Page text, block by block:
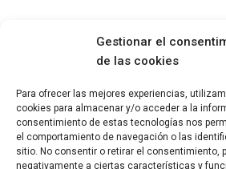
Gestionar el
de las cookies
Para ofrecer las mejores experiencias,
cookies para almacenar y/o acceder a la
consentimiento de estas tecnologías nos
el comportamiento de navegación o las
sitio. No consentir o retirar el consentimiento,
negativamente a ciertas características y
Paseo María Agustín 5, 1ª planta,